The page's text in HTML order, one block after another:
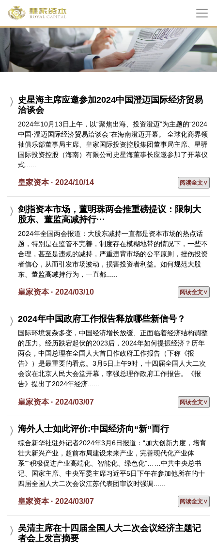
史星海主席应邀参加2024中国澄迈国际经济贸易
洽谈会
2024年10月13日上午，以“聚焦出海、投资澄迈”为主题的“2024
中国·澄迈国际经济贸易洽谈会”在海南澄迈开幕。 全球化商界领
袖俱乐部董事局主席、皇家国际投资控股集团董事局主席、星驿
国际投资控股（海南）有限公司史星海董事长应邀参加了开幕仪
式......
皇家资本 · 2024/10/14 阅读全文∨
剑指资本市场，董明珠两会推重磅提议：限制大
股东、董监高减持行···
2024年全国两会报道：大股东减持一直都是资本市场的热点话
题，特别是在监管不完善，制度存在模糊地带的情况下，一些不
合理，甚至是违规的减持，严重违背市场的公平原则，挫伤投资
者信心，从而引发市场波动，损害投资者利益。如何规范大股
东、董监高减持行为，一直都......
皇家资本 · 2024/03/10 阅读全文∨
2024年中国政府工作报告释放哪些新信号？
国际环境复杂多变，中国经济增长放缓、正面临着经济结构调整
的压力。经历跌宕起伏的2023后，2024年如何提振经济？历年
两会，中国总理在全国人大首日作政府工作报告（下称《报
告》）是最重要的看点。3月5日上午9时，十四届全国人大二次
会议在北京人民大会堂开幕，李强总理作政府工作报告。《报
告》提出了2024年经济......
皇家资本 · 2024/03/07 阅读全文∨
海外人士如此评价:中国经济向“新”而行
综合新华社驻外记者2024年3月6日报道：“加大创新力度，培育
壮大新兴产业，超前布局建设未来产业，完善现代化产业体
系”“积极促进产业高端化、智能化、绿色化”……中共中央总书
记、国家主席、中央军委主席习近平5日下午在参加他所在的十
四届全国人大二次会议江苏代表团审议时强调......
皇家资本 · 2024/03/07 阅读全文∨
吴清主席在十四届全国人大二次会议经济主题记
者会上发言摘要